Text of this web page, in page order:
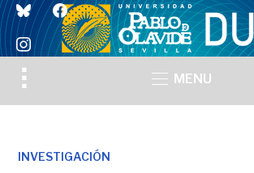
blueskyfacebook
instagram
Toggle
sidebar
MENU
INVESTIGACIÓN